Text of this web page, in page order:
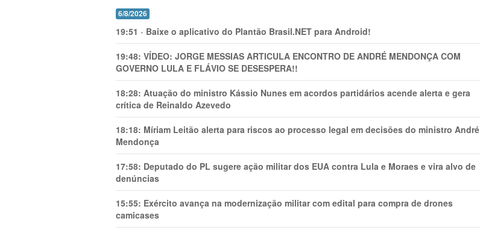
6/8/2026
19:51 - Baixe o aplicativo do Plantão Brasil.NET para Android!
19:48: VÍDEO: JORGE MESSIAS ARTICULA ENCONTRO DE ANDRÉ MENDONÇA COM
GOVERNO LULA E FLÁVIO SE DESESPERA!!
18:28: Atuação do ministro Kássio Nunes em acordos partidários acende alerta e gera
crítica de Reinaldo Azevedo
18:18: Míriam Leitão alerta para riscos ao processo legal em decisões do ministro André
Mendonça
17:58: Deputado do PL sugere ação militar dos EUA contra Lula e Moraes e vira alvo de
denúncias
15:55: Exército avança na modernização militar com edital para compra de drones
camicases